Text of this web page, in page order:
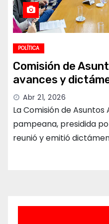
POLÍTICA
Comisión de
avances y
Abr 21, 2026
La Comisión de
pampeana, presidida
reunió y emitió